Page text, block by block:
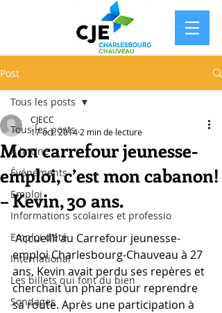
Post
Tous les posts
À la Une
Événements
Emploi
Informations scolaires et professio
Emploi d'été
International
Les billets qui font du bien
Sondages
Tous les posts
Mon carrefour jeunesse-
emploi, c’est mon cabanon!
– Kevin, 30 ans.
CJECC
17 oct. 2014 2 min de lecture
Accueilli au Carrefour jeunesse-
emploi Charlesbourg-Chauveau à 27
ans, Kevin avait perdu ses repères et
cherchait un phare pour reprendre
sa route. Après une participation à